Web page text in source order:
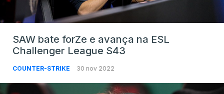
SAW bate forZe e avança na ESL
Challenger League S43
COUNTER-STRIKE 30 nov 2022